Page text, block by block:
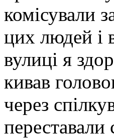
комісували
цих людей і
вулиці я
кивав
через